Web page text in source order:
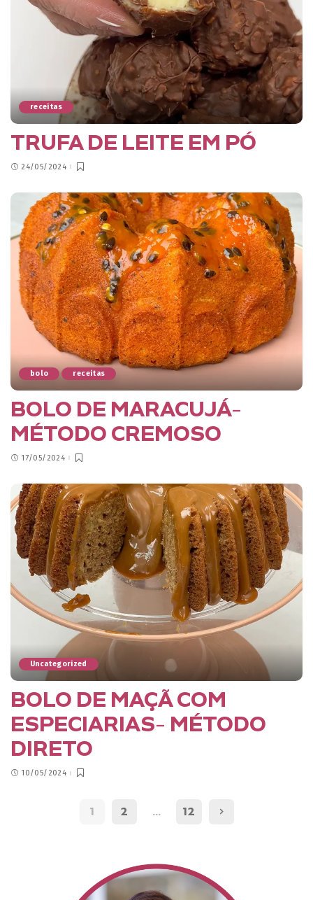
receitas
TRUFA DE LEITE EM PÓ
24/05/2024
bolo receitas
BOLO DE MARACUJÁ-
MÉTODO CREMOSO
17/05/2024
Uncategorized
BOLO DE MAÇÃ COM
ESPECIARIAS- MÉTODO
DIRETO
10/05/2024
1 2 … 12